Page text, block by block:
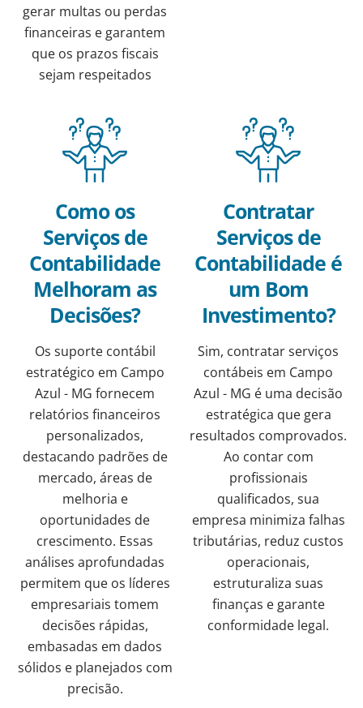
gerar multas ou perdas
financeiras e garantem
que os prazos fiscais
sejam respeitados
Como os
Serviços de
Contabilidade
Melhoram as
Decisões?
Os suporte contábil
estratégico em Campo
Azul - MG fornecem
relatórios financeiros
personalizados,
destacando padrões de
mercado, áreas de
melhoria e
oportunidades de
crescimento. Essas
análises aprofundadas
permitem que os líderes
empresariais tomem
decisões rápidas,
embasadas em dados
sólidos e planejados com
precisão.
Contratar
Serviços de
Contabilidade é
um Bom
Investimento?
Sim, contratar serviços
contábeis em Campo
Azul - MG é uma decisão
estratégica que gera
resultados comprovados.
Ao contar com
profissionais
qualificados, sua
empresa minimiza falhas
tributárias, reduz custos
operacionais,
estruturaliza suas
finanças e garante
conformidade legal.